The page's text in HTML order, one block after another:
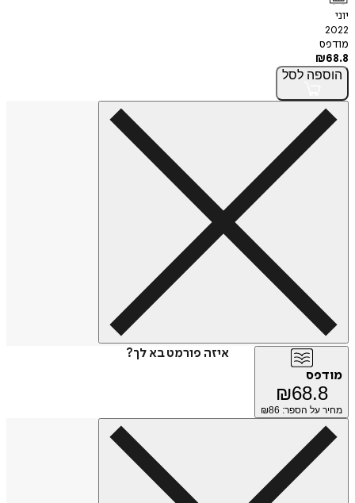
יוני
2022
מודפס
₪68.8
הוספה לסל
איזה פורמט בא לך?
מודפס
₪68.8
מחיר על הספר: ₪ 86